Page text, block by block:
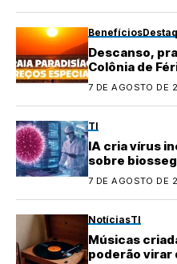
Benefícios
Descanso,
Colônia de
7 DE AGOSTO DE
TI
IA cria vírus
sobre
7 DE AGOSTO DE
NotíciasTI
Músicas
poderão virar